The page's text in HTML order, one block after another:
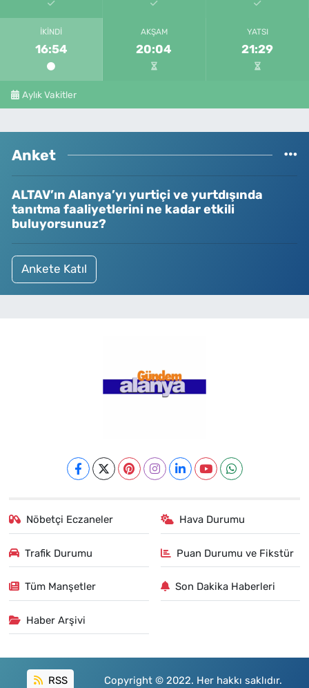
İKINDI
16:54
AKŞAM
20:04
YATSI
21:29
Aylık Vakitler
Anket
ALTAV’ın Alanya’yı yurtiçi ve yurtdışında
tanıtma faaliyetlerini ne kadar etkili
buluyorsunuz?
Ankete Katıl
Nöbetçi Eczaneler Hava Durumu
Trafik Durumu Puan Durumu ve Fikstür
Tüm Manşetler Son Dakika Haberleri
Haber Arşivi
RSS Copyright © 2022. Her hakkı saklıdır.